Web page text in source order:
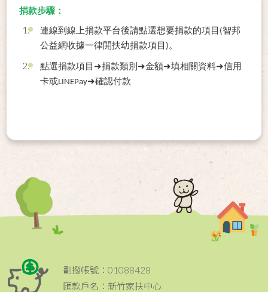
捐款步驟：
連線到線上捐款平台後請點選想要捐款的項目 (智邦
公益網收據一律開扶幼捐款項目 )。
點選捐款項目 ➜捐款類別 ➜金額➜填相關資料➜信用
卡或LINEPay➜確認付款
劃撥帳號：01088428
匯款戶名：新竹家扶中心